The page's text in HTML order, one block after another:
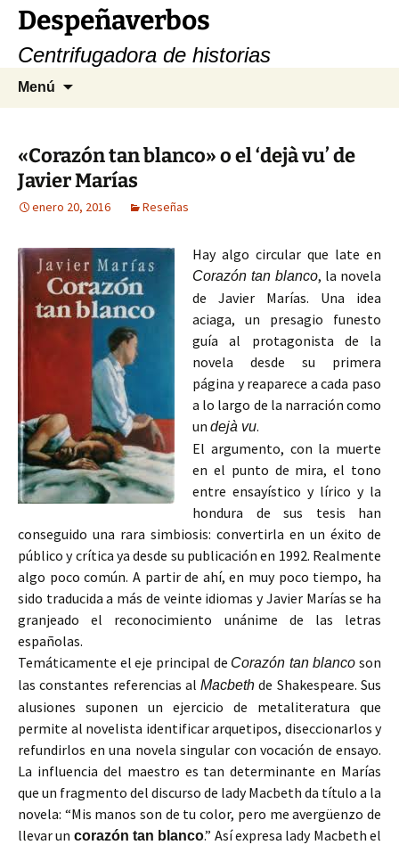
Saltar
contenido
Despeñaverbos
Centrifugadora de historias
Menú
«Corazón tan blanco» o el ‘dejà vu’ de
Javier Marías
enero 20, 2016 Reseñas
Hay algo circular que late en
Corazón tan blanco, la novela
de Javier Marías. Una idea
aciaga, un presagio funesto
guía al protagonista de la
novela desde su primera
página y reaparece a cada paso
a lo largo de la narración como
un dejà vu.
El argumento, con la muerte
en el punto de mira, el tono
entre ensayístico y lírico y la
hondura de sus tesis han
conseguido una rara simbiosis: convertirla en un éxito de
público y crítica ya desde su publicación en 1992. Realmente
algo poco común. A partir de ahí, en muy poco tiempo, ha
sido traducida a más de veinte idiomas y Javier Marías se ha
granjeado el reconocimiento unánime de las letras
españolas.
Temáticamente el eje principal de Corazón tan blanco son
las constantes referencias alMacbeth de Shakespeare. Sus
alusiones suponen un ejercicio de metaliteratura que
permite al novelista identificar arquetipos, diseccionarlos y
refundirlos en una novela singular con vocación de ensayo.
La influencia del maestro es tan determinante en Marías
que un fragmento del discurso de lady Macbeth da título a la
novela: “Mis manos son de tu color, pero me avergüenzo de
llevar un corazón tan blanco.” Así expresa lady Macbeth el